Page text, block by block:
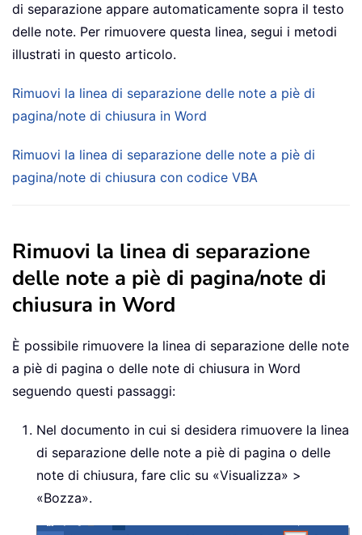
di separazione appare automaticamente sopra il testo
delle note. Per rimuovere questa linea, segui i metodi
illustrati in questo articolo.
Rimuovi la linea di separazione delle note a piè di
pagina/note di chiusura in Word
Rimuovi la linea di separazione delle note a piè di
pagina/note di chiusura con codice VBA
Rimuovi la linea di separazione
delle note a piè di pagina/note di
chiusura in Word
È possibile rimuovere la linea di separazione delle note
a piè di pagina o delle note di chiusura in Word
seguendo questi passaggi:
Nel documento in cui si desidera rimuovere la linea
di separazione delle note a piè di pagina o delle
note di chiusura, fare clic su «Visualizza» >
«Bozza».